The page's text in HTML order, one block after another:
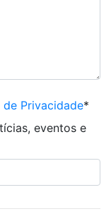
de Privacidade*
eventos e